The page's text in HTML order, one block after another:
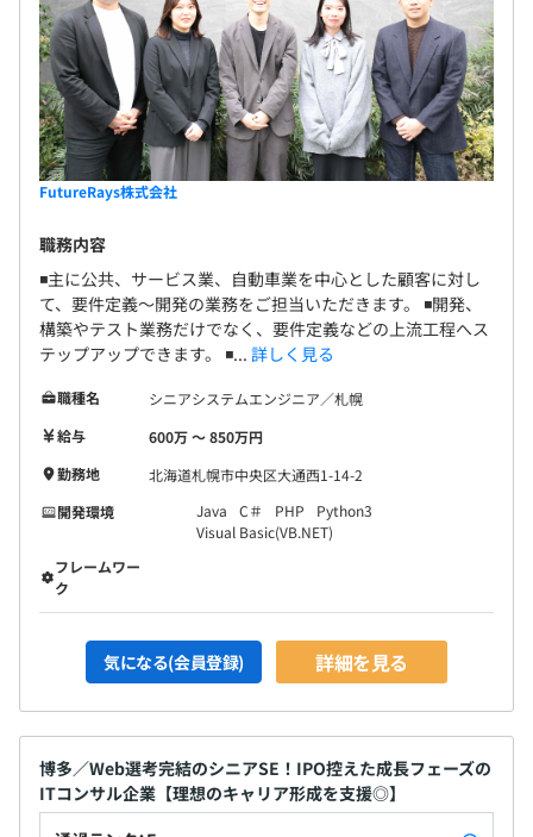
FutureRays株式会社
職務内容
◾️主に公共、サービス業、自動車業を中心とした顧客に対し
て、要件定義～開発の業務をご担当いただきます。 ◾️開発、
構築やテスト業務だけでなく、要件定義などの上流工程へス
テップアップできます。 ◾... 詳しく見る
職種名
シニアシステムエンジニア／札幌
給与
600万 〜 850万円
勤務地
北海道札幌市中央区大通西1-14-2
開発環境
Java C＃ PHP
Python3
Visual Basic(VB.NET)
フレームワー
ク
気になる(会員登録) 詳細を見る
博多／Web選考完結のシニアSE！IPO控えた成長フェーズの
ITコンサル企業【理想のキャリア形成を支援◎】